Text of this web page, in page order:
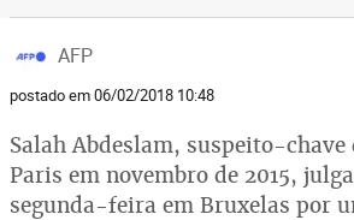
AFP
postado em 06/02/2018 10:48
Salah Abdeslam, suspeito-chave
Paris em novembro de 2015,
segunda-feira em Bruxelas por